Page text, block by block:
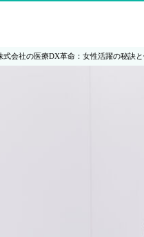
式会社の医療DX革命：女性活躍の秘訣